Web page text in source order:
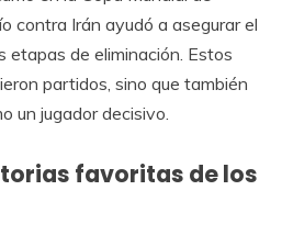
contra Irán ayudó a asegurar el
etapas de eliminación. Estos
partidos, sino que también
un jugador decisivo.
favoritas de los